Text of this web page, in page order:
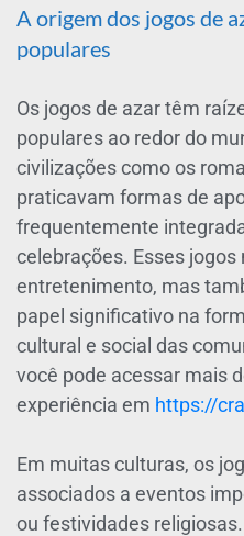
A origem dos jogos de
populares
Os jogos de azar têm
populares ao redor do
civilizações como os
praticavam formas de
frequentemente
celebrações. Esses
entretenimento, mas
papel significativo na
cultural e social das
você pode acessar mais
experiência em https://
Em muitas culturas, os
associados a eventos
ou festividades